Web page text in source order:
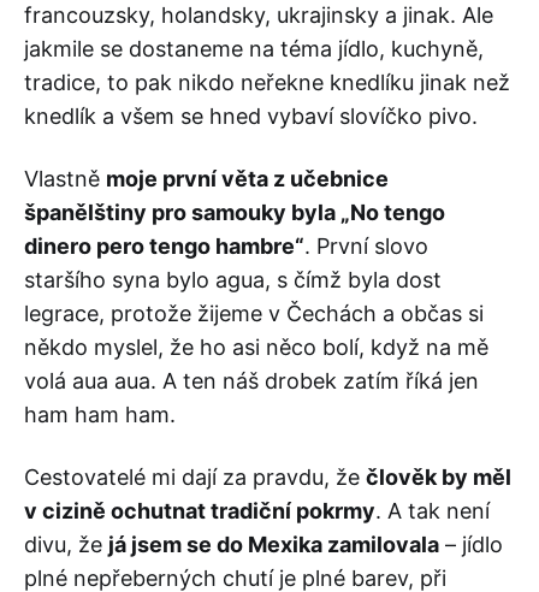
francouzsky, holandsky, ukrajinsky a jinak. Ale
jakmile se dostaneme na téma jídlo, kuchyně,
tradice, to pak nikdo neřekne knedlíku jinak než
knedlík a všem se hned vybaví slovíčko pivo.
Vlastně moje první věta z učebnice
španělštiny pro samouky byla „No tengo
dinero pero tengo hambre“. První slovo
staršího syna bylo agua, s čímž byla dost
legrace, protože žijeme v Čechách a občas si
někdo myslel, že ho asi něco bolí, když na mě
volá aua aua. A ten náš drobek zatím říká jen
ham ham ham.
Cestovatelé mi dají za pravdu, že člověk by měl
v cizině ochutnat tradiční pokrmy. A tak není
divu, že já jsem se do Mexika zamilovala – jídlo
plné nepřeberných chutí je plné barev, při